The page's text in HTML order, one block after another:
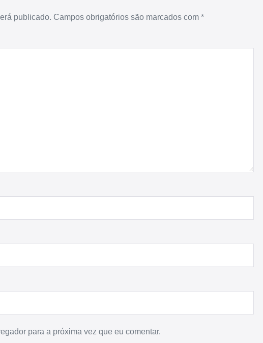
publicado. Campos obrigatórios são marcados com *
para a próxima vez que eu comentar.